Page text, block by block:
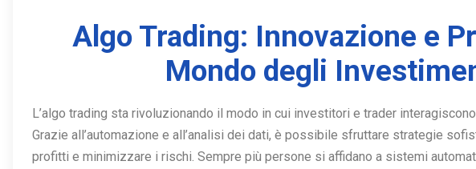
Algo Trading: Innovazione e
Mondo degli
L’algo trading sta rivoluzionando il modo in cui investitori e trader
Grazie all’automazione e all’analisi dei dati, è possibile sfruttare strategie
profitti e minimizzare i rischi. Sempre più persone si affidano a sistemi